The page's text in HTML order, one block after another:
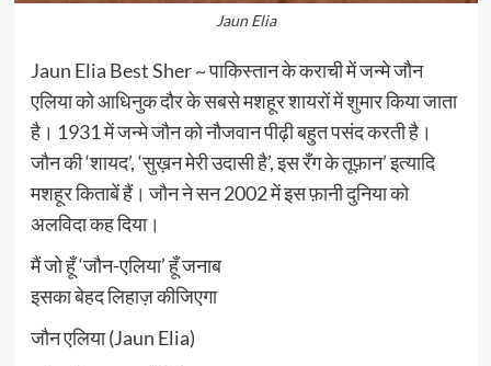
Jaun Elia
Jaun Elia Best Sher ~ पाकिस्तान के कराची में जन्मे जौन
एलिया को आधिनुक दौर के सबसे मशहूर शायरों में शुमार किया जाता
है। 1931 में जन्मे जौन को नौजवान पीढ़ी बहुत पसंद करती है।
जौन की ‘शायद’, ‘सुख़न मेरी उदासी है’, इस रँग के तूफ़ान’ इत्यादि
मशहूर किताबें हैं। जौन ने सन 2002 में इस फ़ानी दुनिया को
अलविदा कह दिया।
मैं जो हूँ ‘जौन-एलिया’ हूँ जनाब
इसका बेहद लिहाज़ कीजिएगा
जौन एलिया (Jaun Elia)